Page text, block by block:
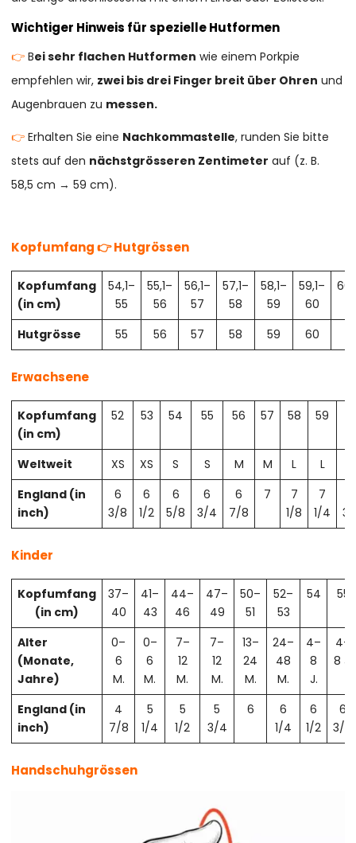
Wichtiger Hinweis für spezielle Hutformen
👉Bei sehr flachen Hutformen wie einem Porkpie
empfehlen wir, zwei bis drei Finger breit über Ohren und
Augenbrauen zu messen.
👉Erhalten Sie eine Nachkommastelle, runden Sie bitte
stets auf den nächstgrösseren Zentimeter auf (z. B.
58,5 cm → 59 cm).
Kopfumfang 👉 Hutgrössen
Kopfumfang
(in cm)
54,1–
55
55,1–
56
56,1–
57
57,1–
58
58,1–
59
59,1–
60
Hutgrösse
55 56 57 58 59 60
Erwachsene
Kopfumfang
(in cm)
52 53 54 55 56 57 58 59
Weltweit XS XS S S M M L L
England (in
inch)
6
3/8
6
1/2
6
5/8
6
3/4
6
7/8
7
7
1/8
7
1/4
Kinder
Kopfumfang
(in cm)
37–
40
41–
43
44–
46
47–
49
50–
51
52–
53
54 55
Alter
(Monate,
Jahre)
0–
6
M.
0–
6
M.
7–
12
M.
7–
12
M.
13–
24
M.
24–
48
M.
4–
8
J.
4–
8 J.
England (in
inch)
4
7/8
5
1/4
5
1/2
5
3/4
6
6
1/4
6
1/2
6
3/4
Handschuhgrössen